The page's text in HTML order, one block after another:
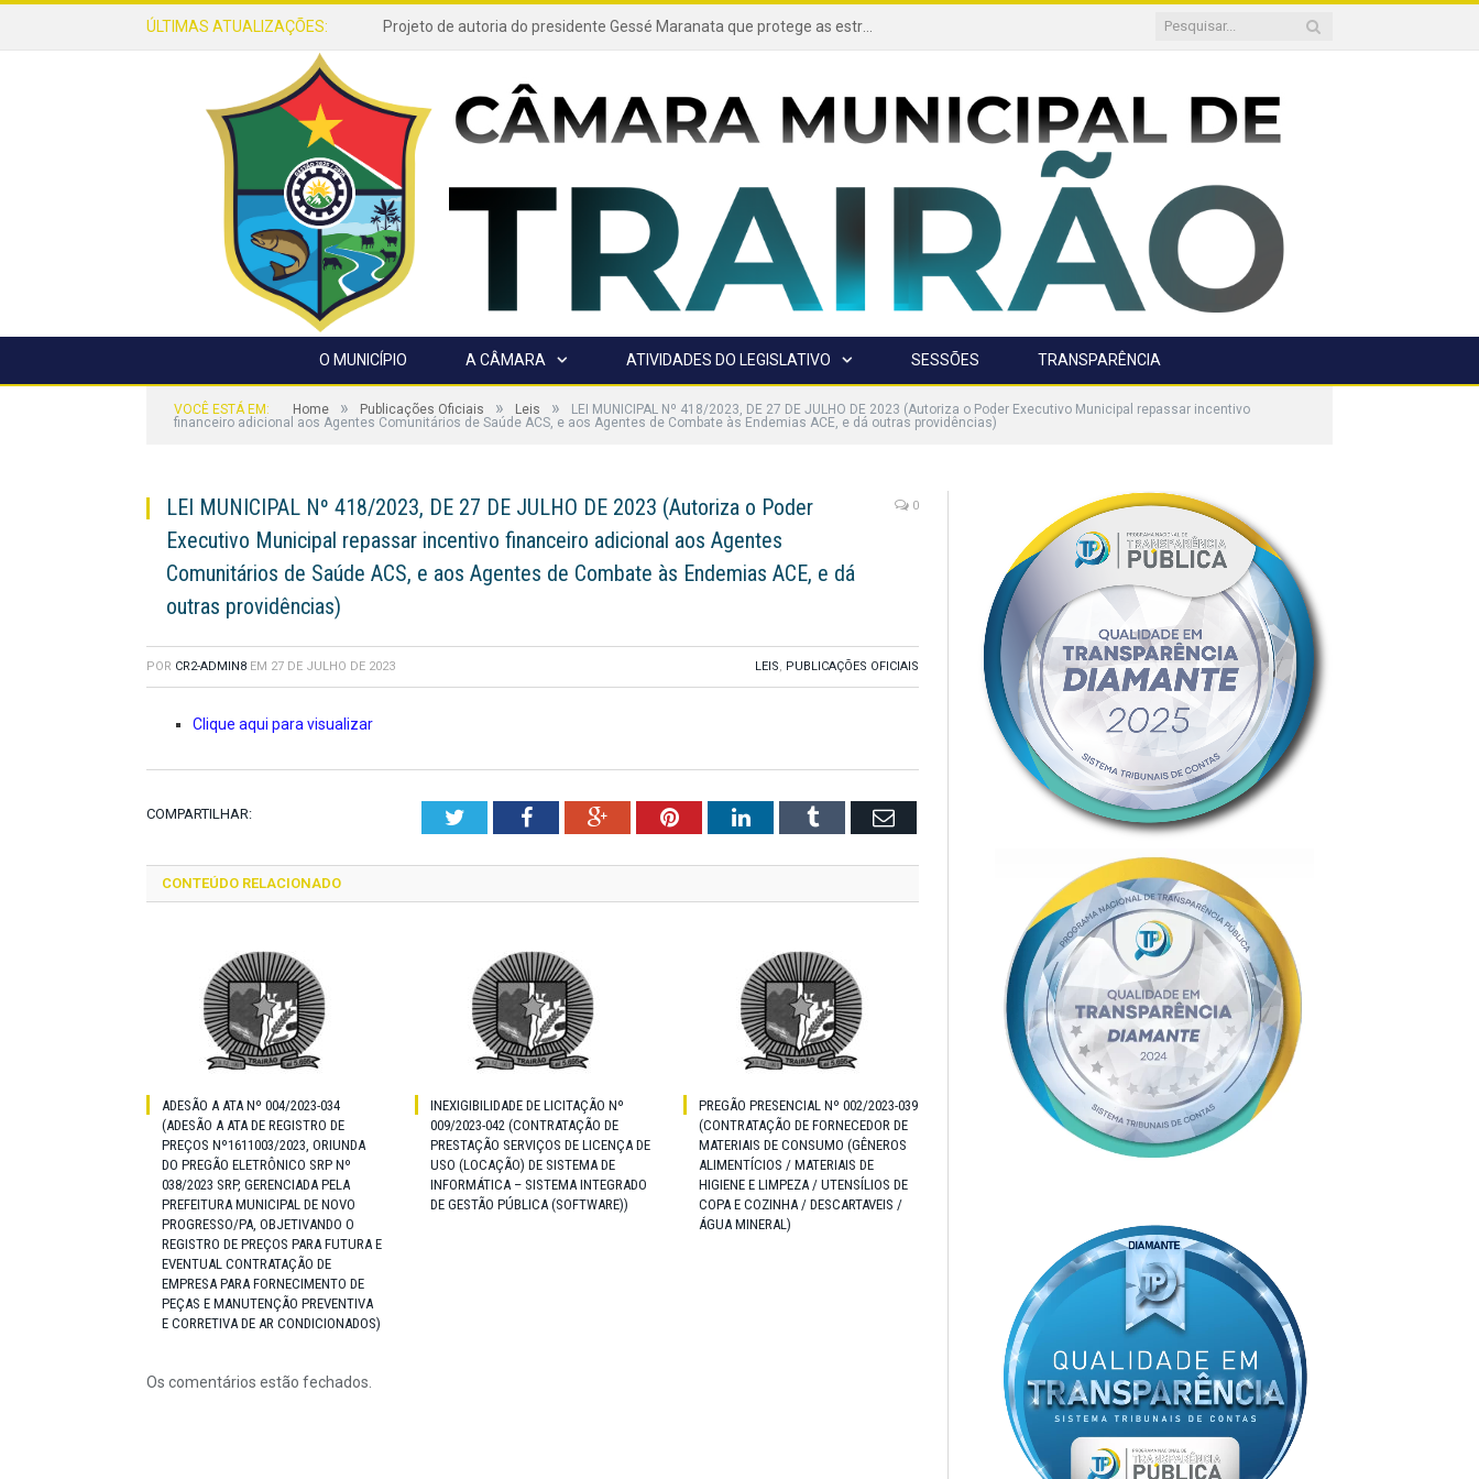
ÚLTIMAS ATUALIZAÇÕES: Projeto de autoria do presidente Gessé Maranata que protege as estradas vicinais de Trairão é transformado em lei
O MUNICÍPIO A CÂMARA ATIVIDADES DO LEGISLATIVO SESSÕES TRANSPARÊNCIA
VOCÊ ESTÁ EM: Home » Publicações Oficiais » Leis »
LEI MUNICIPAL Nº 418/2023, DE 27 DE JULHO DE 2023 (Autoriza o Poder Executivo Municipal repassar incentivo
financeiro adicional aos Agentes Comunitários de Saúde ACS, e aos Agentes de Combate às Endemias ACE, e dá outras providências)
LEI MUNICIPAL Nº 418/2023, DE 27 DE JULHO DE 2023 (Autoriza o Poder
Executivo Municipal repassar incentivo financeiro adicional aos Agentes
Comunitários de Saúde ACS, e aos Agentes de Combate às Endemias ACE, e dá
outras providências)
0
POR CR2-ADMIN8 EM 27 DE JULHO DE 2023 LEIS, PUBLICAÇÕES OFICIAIS
Clique aqui para visualizar
COMPARTILHAR: TwitterFacebookGoogle+PinterestLinkedInTumblr Email
CONTEÚDO RELACIONADO
ADESÃO A ATA Nº 004/2023-034
(ADESÃO A ATA DE REGISTRO DE
PREÇOS Nº1611003/2023, ORIUNDA
DO PREGÃO ELETRÔNICO SRP Nº
038/2023 SRP, GERENCIADA PELA
PREFEITURA MUNICIPAL DE NOVO
PROGRESSO/PA, OBJETIVANDO O
REGISTRO DE PREÇOS PARA FUTURA E
EVENTUAL CONTRATAÇÃO DE
EMPRESA PARA FORNECIMENTO DE
PEÇAS E MANUTENÇÃO PREVENTIVA
E CORRETIVA DE AR CONDICIONADOS)
INEXIGIBILIDADE DE LICITAÇÃO Nº
009/2023-042 (CONTRATAÇÃO DE
PRESTAÇÃO SERVIÇOS DE LICENÇA DE
USO (LOCAÇÃO) DE SISTEMA DE
INFORMÁTICA – SISTEMA INTEGRADO
DE GESTÃO PÚBLICA (SOFTWARE))
PREGÃO PRESENCIAL Nº 002/2023-039
(CONTRATAÇÃO DE FORNECEDOR DE
MATERIAIS DE CONSUMO (GÊNEROS
ALIMENTÍCIOS / MATERIAIS DE
HIGIENE E LIMPEZA / UTENSÍLIOS DE
COPA E COZINHA / DESCARTAVEIS /
ÁGUA MINERAL)
Os comentários estão fechados.